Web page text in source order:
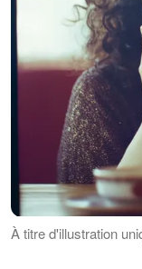
À titre d'illustration